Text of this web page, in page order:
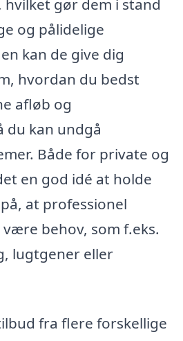
gør dem i stand
og pålidelige
kan de give dig
hvordan du bedst
afløb og
du kan undgå
Både for private og
en god idé at holde
at professionel
behov, som f.eks.
lugtgener eller
fra flere forskellige